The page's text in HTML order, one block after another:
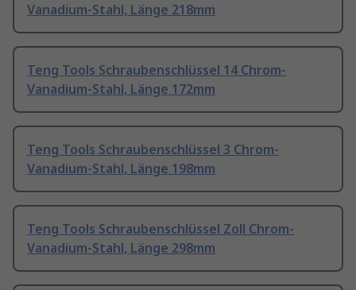
Vanadium-Stahl, Länge 218mm
Teng Tools Schraubenschlüssel 14 Chrom-
Vanadium-Stahl, Länge 172mm
Teng Tools Schraubenschlüssel 3 Chrom-
Vanadium-Stahl, Länge 198mm
Teng Tools Schraubenschlüssel Zoll Chrom-
Vanadium-Stahl, Länge 298mm